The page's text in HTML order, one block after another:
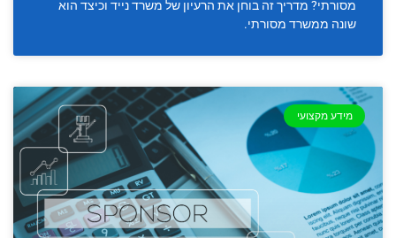
מסורתי? מדריך זה בוחן את הרעיון של משרד נייד וכיצד הוא
שונה ממשרד מסורתי.
מידע מקצועי